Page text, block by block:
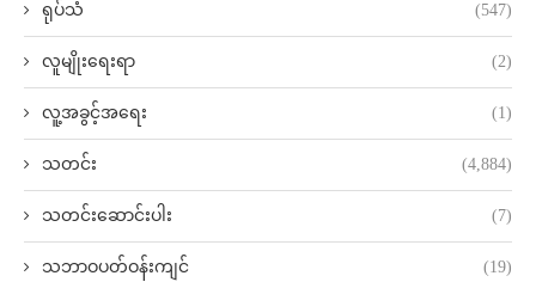
ရုပ်သံ (547)
လူမျိုးရေးရာ (2)
လူ့အခွင့်အရေး (1)
သတင်း (4,884)
သတင်းဆောင်းပါး (7)
သဘာဝပတ်ဝန်းကျင် (19)